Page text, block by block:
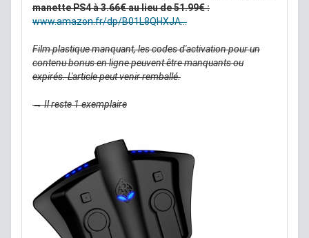
manette PS4 à 3.66€ au lieu de 51.99€ :
www.amazon.fr/dp/B01L8QHXJA...
Film plastique manquant, les codes d'activation pour un
contenu bonus en ligne peuvent être manquants ou
expirés. L'article peut venir remballé.
→ Il reste 1 exemplaire